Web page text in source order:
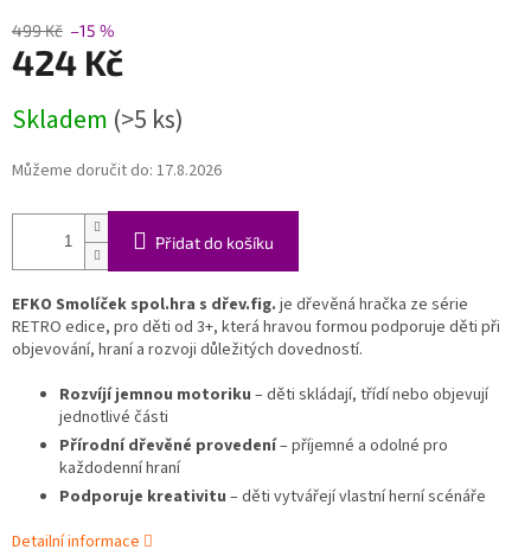
499 Kč –15 %
424 Kč
cena:
Skladem (>5 ks)
Můžeme doručit do: 17.8.2026
Přidat do košíku
EFKO Smolíček spol.hra s dřev.fig. je dřevěná hračka ze série
RETRO edice, pro děti od 3+, která hravou formou podporuje děti při
objevování, hraní a rozvoji důležitých dovedností.
Rozvíjí jemnou motoriku – děti skládají, třídí nebo objevují
jednotlivé části
Přírodní dřevěné provedení– příjemné a odolné pro
každodenní hraní
Podporuje kreativitu – děti vytvářejí vlastní herní scénáře
Detailní informace